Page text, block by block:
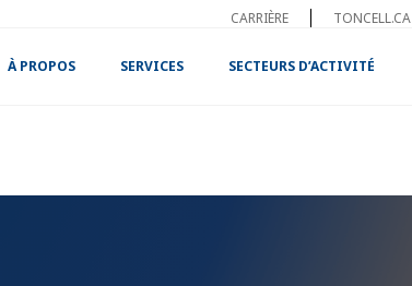
CARRIÈRE TONCELL.CA
À PROPOS SERVICES SECTEURS D’ACTIVITÉ